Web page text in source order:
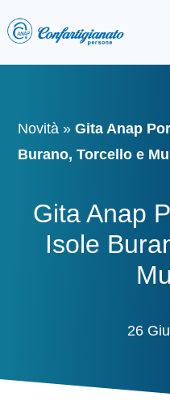
Novità »Gita Anap
Burano, Torcello e
Gita Anap
Isole
26